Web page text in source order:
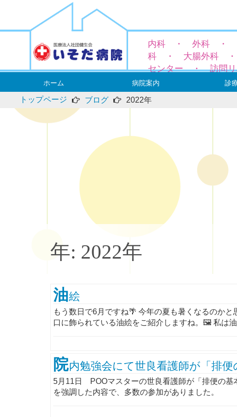
内科 ・ 外科 ・
科 ・ 大腸外科 ・
センター ・ 訪問リ
ホーム 病院案内
病院長ご挨拶
概要と沿革
理念と基本方針
厚生労働大臣の定める掲示事項
当院における個人情報の利用目的
アクセス
診
トップページ ブログ 2022年
年: 2022年
油絵
もう数日で6月ですね🌴 今年の夏も暑くなるのか
口に飾られている油絵をご紹介しますね。🖼 私は
院内勉強会にて世良看護師が「排
5月11日 POOマスターの世良看護師が「排便の基
を強調した内容で、多数の参加がありました。